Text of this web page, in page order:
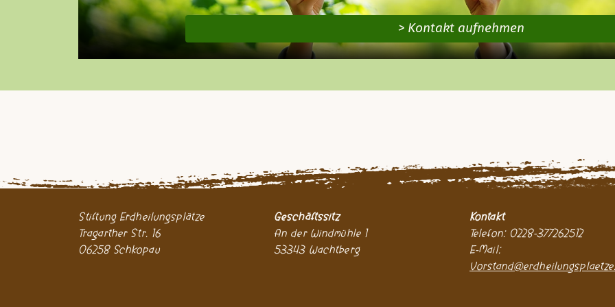
> Kontakt aufnehmen
Stiftung Erdheilungsplätze
Tragarther Str. 16
06258 Schkopau
Geschäftssitz
An der Windmühle 1
53343 Wachtberg
Kontakt
Telefon: 0228-377262512
E-Mail: